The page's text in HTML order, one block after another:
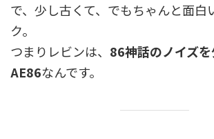
で、少し古くて、でもちゃんと面白
ク。
つまりレビンは、 86神話のノイズ
AE86なんです。